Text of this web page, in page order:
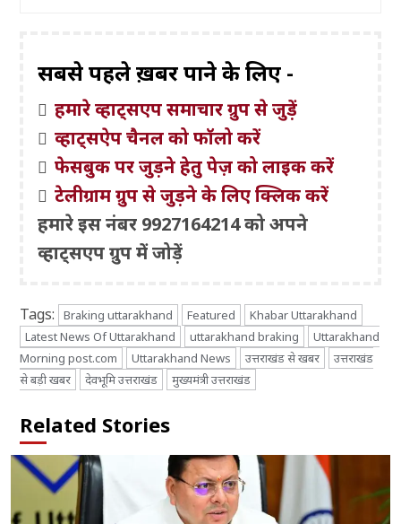
सबसे पहले ख़बरें पाने के लिए -
हमारे व्हाट्सएप समाचार ग्रुप से जुड़ें
व्हाट्सऐप चैनल को फॉलो करें
फेसबुक पर जुड़ने हेतु पेज़ को लाइक करें
टेलीग्राम ग्रुप से जुड़ने के लिए क्लिक करें
हमारे इस नंबर 9927164214 को अपने
व्हाट्सएप ग्रुप में जोड़ें
Tags: Braking uttarakhand Featured
Khabar Uttarakhand
Latest News Of Uttarakhand
uttarakhand braking
Uttarakhand
Morning post.com
Uttarakhand News उत्तराखंड से खबर
उत्तराखंड
से बड़ी खबर
देवभूमि उत्तराखंड मुख्यमंत्री उत्तराखंड
Related Stories